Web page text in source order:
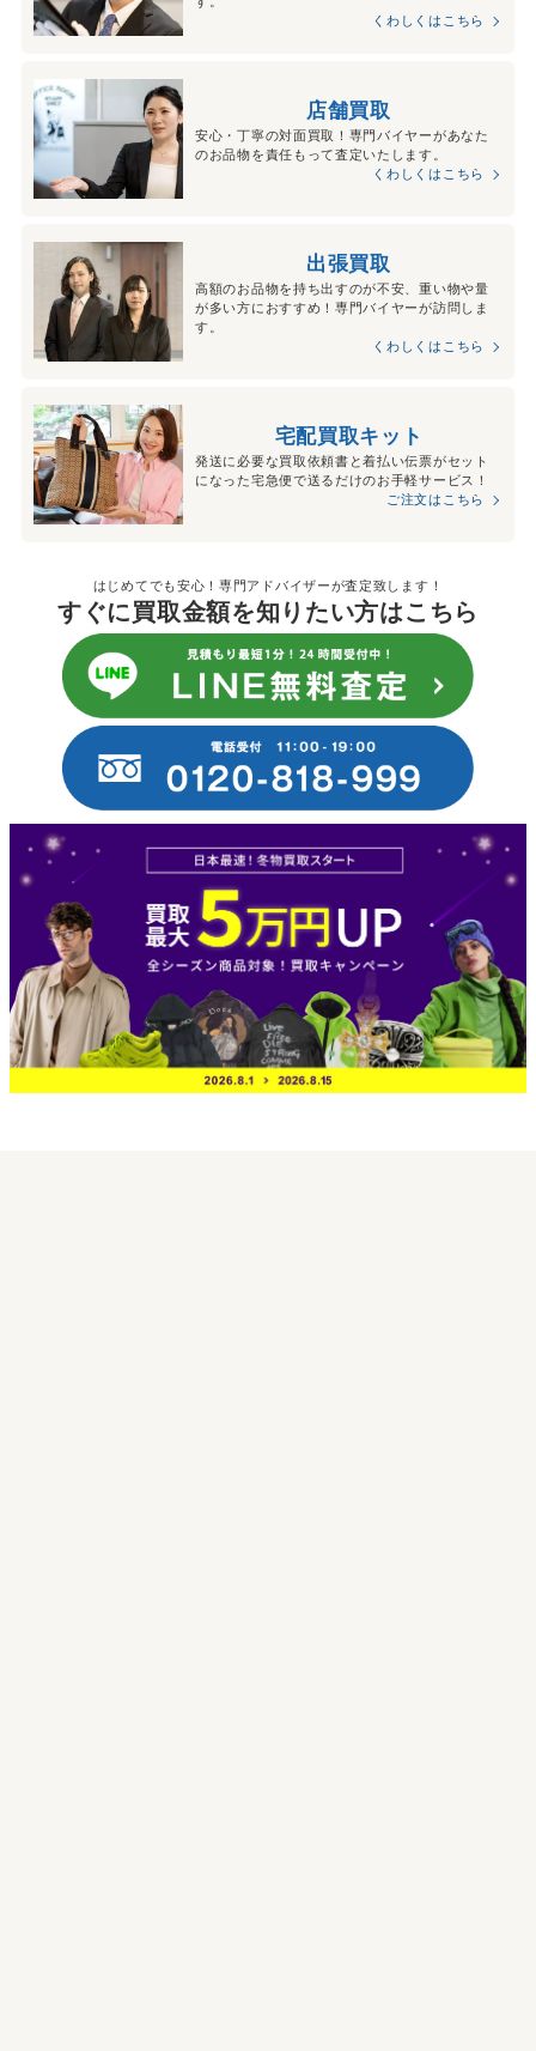
くわしくはこちら
店舗買取
安心・丁寧の対面買取！専門バイヤーがあなた
のお品物を責任もって査定いたします。
くわしくはこちら
出張買取
高額のお品物を持ち出すのが不安、重い物や量
が多い方におすすめ！専門バイヤーが訪問しま
す。
くわしくはこちら
宅配買取キット
発送に必要な買取依頼書と着払い伝票がセット
になった宅急便で送るだけのお手軽サービス！
ご注文はこちら
はじめてでも安心！専門アドバイザーが査定致します！
すぐに買取金額を知りたい方はこちら